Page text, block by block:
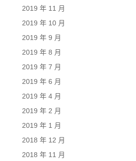
2019 年 11 月
2019 年 10 月
2019 年 9 月
2019 年 8 月
2019 年 7 月
2019 年 6 月
2019 年 4 月
2019 年 2 月
2019 年 1 月
2018 年 12 月
2018 年 11 月